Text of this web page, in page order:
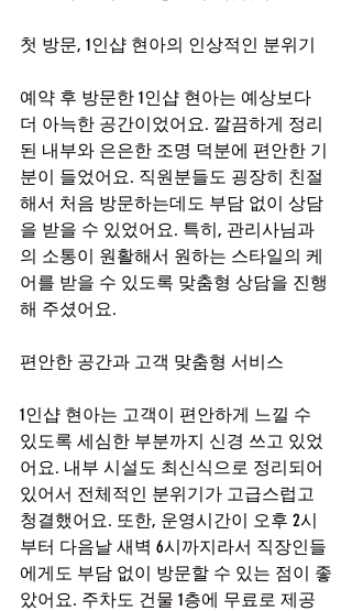
첫 방문, 1인샵 현아의 인상적인 분위기
예약 후 방문한 1인샵 현아는 예상보다
더 아늑한 공간이었어요. 깔끔하게 정리
된 내부와 은은한 조명 덕분에 편안한 기
분이 들었어요. 직원분들도 굉장히 친절
해서 처음 방문하는데도 부담 없이 상담
을 받을 수 있었어요. 특히, 관리사님과
의 소통이 원활해서 원하는 스타일의 케
어를 받을 수 있도록 맞춤형 상담을 진행
해 주셨어요.
편안한 공간과 고객 맞춤형 서비스
1인샵 현아는 고객이 편안하게 느낄 수
있도록 세심한 부분까지 신경 쓰고 있었
어요. 내부 시설도 최신식으로 정리되어
있어서 전체적인 분위기가 고급스럽고
청결했어요. 또한, 운영시간이 오후 2시
부터 다음날 새벽 6시까지라서 직장인들
에게도 부담 없이 방문할 수 있는 점이 좋
았어요. 주차도 건물 1층에 무료로 제공